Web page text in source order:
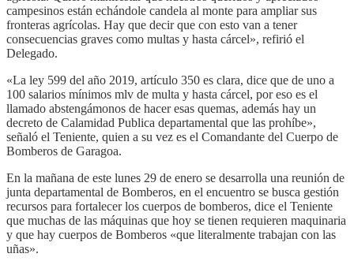
campesinos están echándole candela al monte para ampliar sus
fronteras agrícolas. Hay que decir que con esto van a tener
consecuencias graves como multas y hasta cárcel», refirió el
Delegado.
«La ley 599 del año 2019, artículo 350 es clara, dice que de uno a
100 salarios mínimos mlv de multa y hasta cárcel, por eso es el
llamado abstengámonos de hacer esas quemas, además hay un
decreto de Calamidad Publica departamental que las prohíbe»,
señaló el Teniente, quien a su vez es el Comandante del Cuerpo de
Bomberos de Garagoa.
En la mañana de este lunes 29 de enero se desarrolla una reunión de
junta departamental de Bomberos, en el encuentro se busca gestión
recursos para fortalecer los cuerpos de bomberos, dice el Teniente
que muchas de las máquinas que hoy se tienen requieren maquinaria
y que hay cuerpos de Bomberos «que literalmente trabajan con las
uñas».